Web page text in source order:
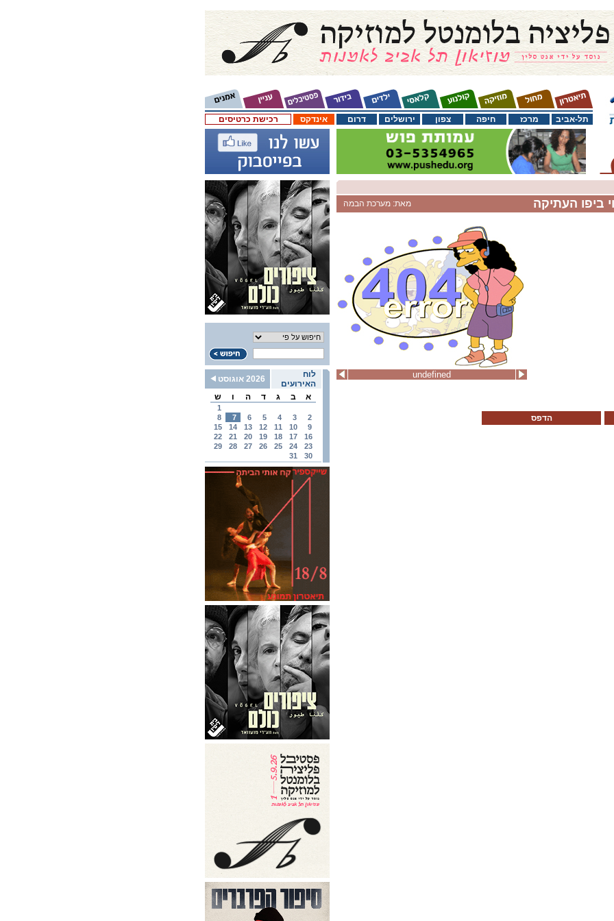
רכישת כרטיסים אינדקס דרום ירושלים צפון חיפה מרכז תל-אביב
לוח
האירועים
2026 אוגוסט
א
ב ג ד ה ו ש
1
2
3
4
5
6
7
8
9
10
11
12
13
14
15
16
17
18
19
20
21
22
23
24
25
26
27
28
29
30
31
מאת: מערכת הבמה ביפו העתיקה
undefined
הדפס